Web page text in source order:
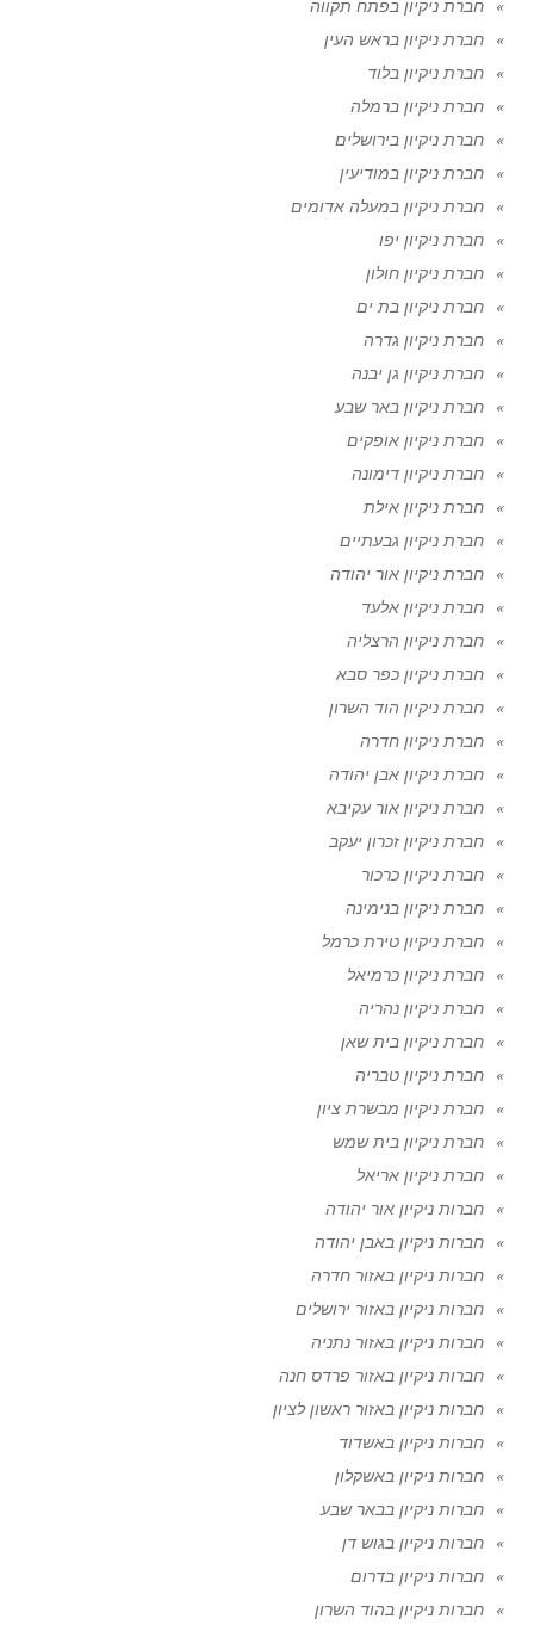
חברת ניקיון בפתח תקווה
חברת ניקיון בראש העין
חברת ניקיון בלוד
חברת ניקיון ברמלה
חברת ניקיון בירושלים
חברת ניקיון במודיעין
חברת ניקיון במעלה אדומים
חברת ניקיון יפו
חברת ניקיון חולון
חברת ניקיון בת ים
חברת ניקיון גדרה
חברת ניקיון גן יבנה
חברת ניקיון באר שבע
חברת ניקיון אופקים
חברת ניקיון דימונה
חברת ניקיון אילת
חברת ניקיון גבעתיים
חברת ניקיון אור יהודה
חברת ניקיון אלעד
חברת ניקיון הרצליה
חברת ניקיון כפר סבא
חברת ניקיון הוד השרון
חברת ניקיון חדרה
חברת ניקיון אבן יהודה
חברת ניקיון אור עקיבא
חברת ניקיון זכרון יעקב
חברת ניקיון כרכור
חברת ניקיון בנימינה
חברת ניקיון טירת כרמל
חברת ניקיון כרמיאל
חברת ניקיון נהריה
חברת ניקיון בית שאן
חברת ניקיון טבריה
חברת ניקיון מבשרת ציון
חברת ניקיון בית שמש
חברת ניקיון אריאל
חברות ניקיון אור יהודה
חברות ניקיון באבן יהודה
חברות ניקיון באזור חדרה
חברות ניקיון באזור ירושלים
חברות ניקיון באזור נתניה
חברות ניקיון באזור פרדס חנה
חברות ניקיון באזור ראשון לציון
חברות ניקיון באשדוד
חברות ניקיון באשקלון
חברות ניקיון בבאר שבע
חברות ניקיון בגוש דן
חברות ניקיון בדרום
חברות ניקיון בהוד השרון